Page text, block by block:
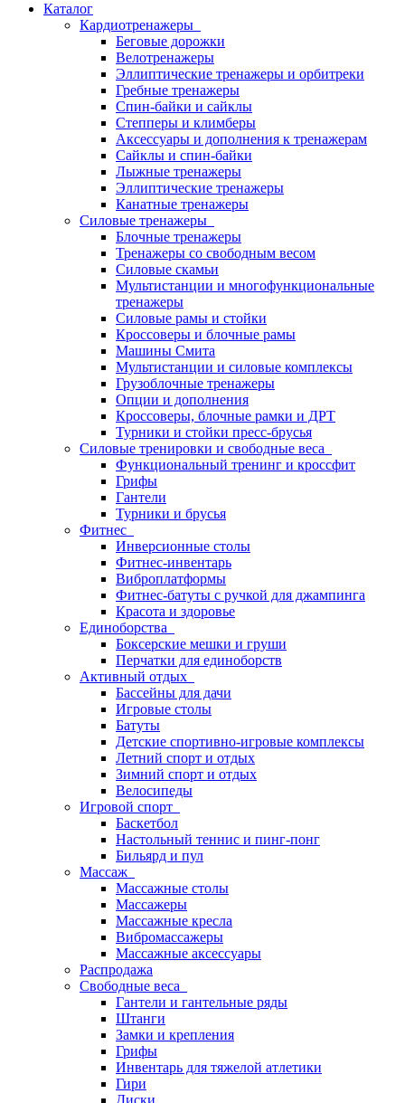
Каталог
Кардиотренажеры
Беговые дорожки
Велотренажеры
Эллиптические тренажеры и орбитреки
Гребные тренажеры
Спин-байки и сайклы
Степперы и климберы
Аксессуары и дополнения к тренажерам
Сайклы и спин-байки
Лыжные тренажеры
Эллиптические тренажеры
Канатные тренажеры
Силовые тренажеры
Блочные тренажеры
Тренажеры со свободным весом
Силовые скамьи
Мультистанции и многофункциональные
тренажеры
Силовые рамы и стойки
Кроссоверы и блочные рамы
Машины Смита
Мультистанции и силовые комплексы
Грузоблочные тренажеры
Опции и дополнения
Кроссоверы, блочные рамки и ДРТ
Турники и стойки пресс-брусья
Силовые тренировки и свободные веса
Функциональный тренинг и кроссфит
Грифы
Гантели
Турники и брусья
Фитнес
Инверсионные столы
Фитнес-инвентарь
Виброплатформы
Фитнес-батуты с ручкой для джампинга
Красота и здоровье
Единоборства
Боксерские мешки и груши
Перчатки для единоборств
Активный отдых
Бассейны для дачи
Игровые столы
Батуты
Детские спортивно-игровые комплексы
Летний спорт и отдых
Зимний спорт и отдых
Велосипеды
Игровой спорт
Баскетбол
Настольный теннис и пинг-понг
Бильярд и пул
Массаж
Массажные столы
Массажеры
Массажные кресла
Вибромассажеры
Массажные аксессуары
Распродажа
Свободные веса
Гантели и гантельные ряды
Штанги
Замки и крепления
Грифы
Инвентарь для тяжелой атлетики
Гири
Диски